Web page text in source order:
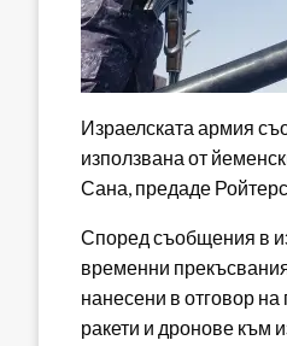
Израелската армия
използвана от
Сана, предаде
Според съобщения в
временни
нанесени в отговор
ракети и дронове към